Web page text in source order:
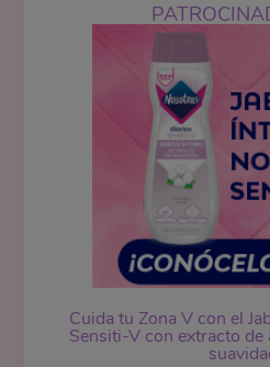
Cuida tu Zona V con el
Sensiti-V con extracto